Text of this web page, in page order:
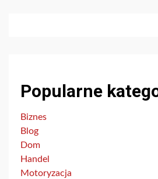
Popularne
Biznes
Blog
Dom
Handel
Motoryzacja